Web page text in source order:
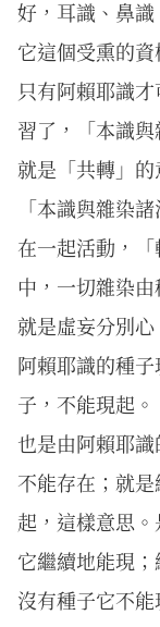
好，耳識、鼻識
它這個受熏的
只有阿賴耶識
習了，「本識與
就是「共轉」
「本識與雜染
在一起活動，
中，一切雜染
就是虛妄分別
阿賴耶識的種
子，不能現起
也是由阿賴耶
不能存在；就
起，這樣意思
它繼續地能現
沒有種子它不能